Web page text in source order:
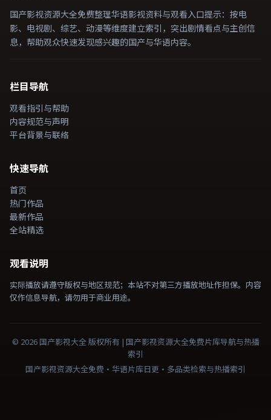
国产影视资源大全免费整理华语影视资料与观看入口提示：按电
影、电视剧、综艺、动漫等维度建立索引，突出剧情看点与主创信
息，帮助观众快速发现感兴趣的国产与华语内容。
栏目导航
观看指引与帮助
内容规范与声明
平台背景与联络
快速导航
首页
热门作品
最新作品
全站精选
观看说明
实际播放请遵守版权与地区规范；本站不对第三方播放地址作担保。内容
仅作信息导航，请勿用于商业用途。
© 2026 国产影视大全版权所有 | 国产影视资源大全免费片库导航与热播
索引
国产影视资源大全免费·华语片库日更·多品类检索与热播索引